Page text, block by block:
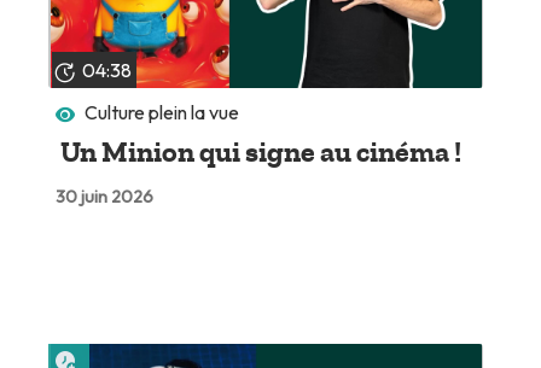
04:38
Culture plein la vue
Un Minion qui signe au cinéma !
30 juin 2026
Lire plus tard